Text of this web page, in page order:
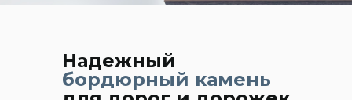
Надежный
бордюрный камень